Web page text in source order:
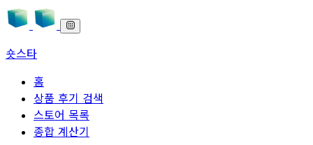
숏스타
홈
상품 후기 검색
스토어 목록
종합 계산기